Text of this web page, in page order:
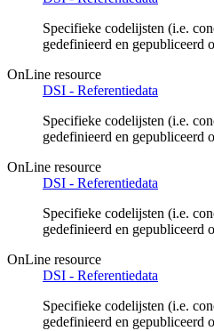
Specifieke codelijsten (i.e.
gedefinieerd en gepubliceerd
OnLine resource
DSI - Referentiedata
Specifieke codelijsten (i.e.
gedefinieerd en gepubliceerd
OnLine resource
DSI - Referentiedata
Specifieke codelijsten (i.e.
gedefinieerd en gepubliceerd
OnLine resource
DSI - Referentiedata
Specifieke codelijsten (i.e.
gedefinieerd en gepubliceerd